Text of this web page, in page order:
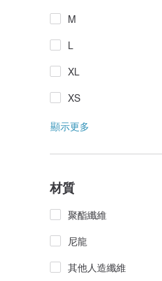
M
L
XL
XS
顯示更多
材質
聚酯纖維
尼龍
其他人造纖維